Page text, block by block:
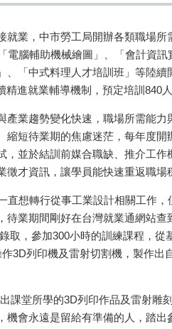
業，中市勞工局開辦各類職場所
電腦輔助機械繪圖」、「會計資訊
「中式料理人才培訓班」等陸續
進就業輔導機制，預定培訓840人
產業趨勢變化快速，職場所需能力
短待業期的焦慮迷茫，每年度開
並於結訓前媒合職缺、推介工作
才資訊，讓學員能快速重返職場
直想轉行從事工業設計相關工作，
業期間剛好在台灣就業通網站查
取，參加300小時的訓練課程，從
3D列印機及雷射切割機，製作出
課堂所學的3D列印作品及雷射雕
會永遠是留給有準備的人，踏出